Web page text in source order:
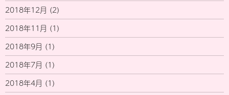
2018年12月 (2)
2018年11月 (1)
2018年9月 (1)
2018年7月 (1)
2018年4月 (1)